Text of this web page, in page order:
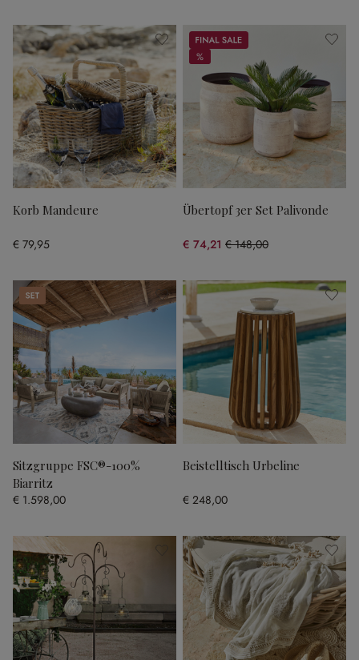
Korb Mandeure
€ 79,95
Sale
%
%
Übertopf 3er Set Palivonde
€ 74,21 € 148,00
(49.86% gespart)
Set
Sitzgruppe FSC®-100%
Biarritz
€ 1.598,00
Beistelltisch Urbeline
€ 248,00